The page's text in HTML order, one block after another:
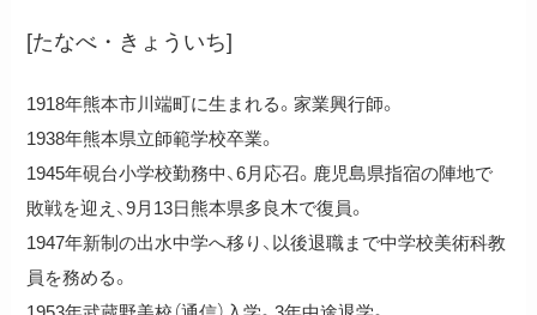
[たなべ・きょういち]
1918年熊本市川端町に生まれる。家業興行師。
1938年熊本県立師範学校卒業。
1945年硯台小学校勤務中、6月応召。鹿児島県指宿の陣地で
敗戦を迎え、9月13日熊本県多良木で復員。
1947年新制の出水中学へ移り、以後退職まで中学校美術科教
員を務める。